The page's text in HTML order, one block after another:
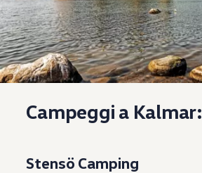
Campeggi a Kalmar:
Stensö Camping